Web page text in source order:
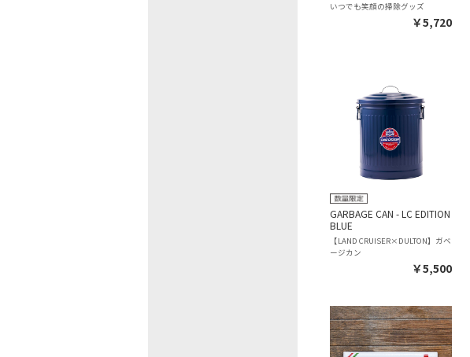
いつでも笑顔の掃除グッズ
￥5,720
GARBAGE CAN - LC EDITION
BLUE
【LAND CRUISER×DULTON】ガベ
ージカン
￥5,500